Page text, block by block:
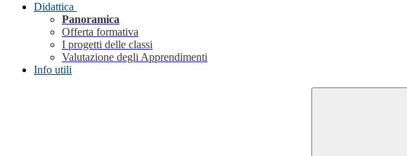
Didattica
Panoramica
Offerta formativa
I progetti delle classi
Valutazione degli Apprendimenti
Info utili